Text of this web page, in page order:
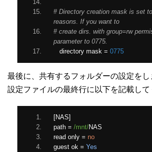
# Directory creation mask is set
reasons. If you want to
# create dirs. with group=rw
parameter to 0775.
   directory mask
= 0775
最後に、共有するフォルダーの設定をし
設定ファイルの最終行に以下を記載して
[NAS]
path = /mnt/NAS
read only = no
guest ok = Yes